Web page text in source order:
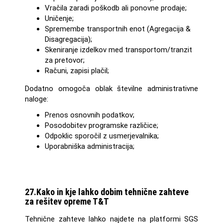
Vračila zaradi poškodb ali ponovne prodaje;
Uničenje;
Spremembe transportnih enot (Agregacija &
Disagregacija);
Skeniranje izdelkov med transportom/tranzit
za pretovor;
Računi, zapisi plačil;
Dodatno omogoča oblak številne administrativne
naloge:
Prenos osnovnih podatkov;
Posodobitev programske različice;
Odpoklic sporočil z usmerjevalnika;
Uporabniška administracija;
27.Kako in kje lahko dobim tehnične zahteve
za rešitev opreme T&T
Tehnične zahteve lahko najdete na platformi SGS